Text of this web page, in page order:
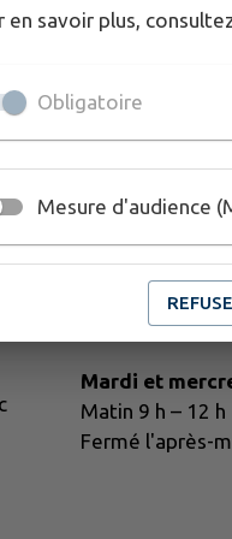
HORAIRES
Lundi, jeudi et
Matin 9 h – 12 h
Après-midi 13
Mardi et
Matin 9 h – 12 h
Fermé l'après-
en savoir plus,
Obligatoire
Mesure d'audience